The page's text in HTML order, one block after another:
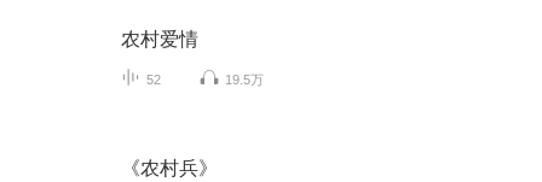
农村爱情
52 19.5万
《农村兵》